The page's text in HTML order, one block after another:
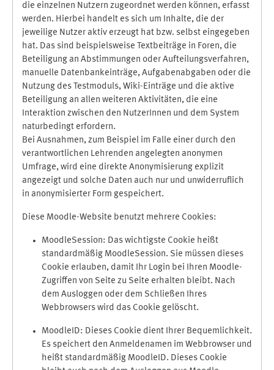
die einzelnen Nutzern zugeordnet werden können, erfasst
werden. Hierbei handelt es sich um Inhalte, die der
jeweilige Nutzer aktiv erzeugt hat bzw. selbst eingegeben
hat. Das sind beispielsweise Textbeiträge in Foren, die
Beteiligung an Abstimmungen oder Aufteilungsverfahren,
manuelle Datenbankeinträge, Aufgabenabgaben oder die
Nutzung des Testmoduls, Wiki-Einträge und die aktive
Beteiligung an allen weiteren Aktivitäten, die eine
Interaktion zwischen den NutzerInnen und dem System
naturbedingt erfordern.
Bei Ausnahmen, zum Beispiel im Falle einer durch den
verantwortlichen Lehrenden angelegten anonymen
Umfrage, wird eine direkte Anonymisierung explizit
angezeigt und solche Daten auch nur und unwiderruflich
in anonymisierter Form gespeichert.
Diese Moodle-Website benutzt mehrere Cookies:
MoodleSession: Das wichtigste Cookie heißt
standardmäßig MoodleSession. Sie müssen dieses
Cookie erlauben, damit Ihr Login bei Ihren Moodle-
Zugriffen von Seite zu Seite erhalten bleibt. Nach
dem Ausloggen oder dem Schließen Ihres
Webbrowsers wird das Cookie gelöscht.
MoodleID: Dieses Cookie dient Ihrer Bequemlichkeit.
Es speichert den Anmeldenamen im Webbrowser und
heißt standardmäßig MoodleID. Dieses Cookie